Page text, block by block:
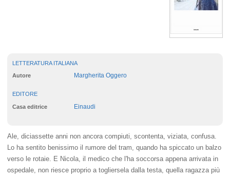
LETTERATURA ITALIANA
Autore Margherita Oggero
EDITORE
Casa editrice Einaudi
Ale, diciassette anni non ancora compiuti, scontenta, viziata, confusa.
Lo ha sentito benissimo il rumore del tram, quando ha spiccato un balzo
verso le rotaie. E Nicola, il medico che l'ha soccorsa appena arrivata in
ospedale, non riesce proprio a togliersela dalla testa, quella ragazza più